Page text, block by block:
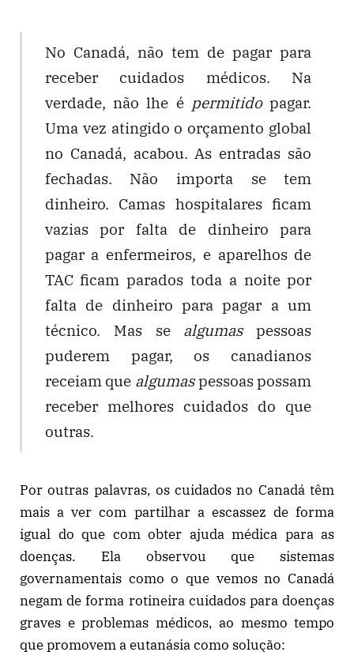
No Canadá, não tem de pagar para
receber cuidados médicos. Na
verdade, não lhe é permitidopagar.
Uma vez atingido o orçamento global
no Canadá, acabou. As entradas são
fechadas. Não importa se tem
dinheiro. Camas hospitalares ficam
vazias por falta de dinheiro para
pagar a enfermeiros, e aparelhos de
TAC ficam parados toda a noite por
falta de dinheiro para pagar a um
técnico. Mas se algumaspessoas
puderem pagar, os canadianos
receiam que algumaspessoas possam
receber melhores cuidados do que
outras.
Por outras palavras, os cuidados no Canadá têm
mais a ver com partilhar a escassez de forma
igual do que com obter ajuda médica para as
doenças. Ela observou que sistemas
governamentais como o que vemos no Canadá
negam de forma rotineira cuidados para doenças
graves e problemas médicos, ao mesmo tempo
que promovem a eutanásia como solução: